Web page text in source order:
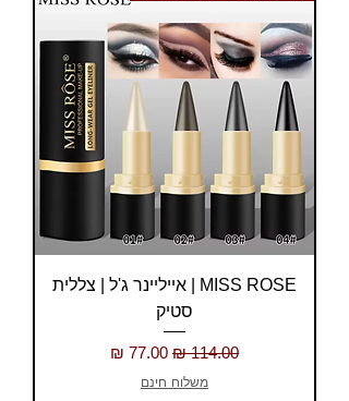
MISS ROSE | אייליינר ג'ל | צללית
סטיק
מחיר רגיל מחיר מבצע
משלוח חינם